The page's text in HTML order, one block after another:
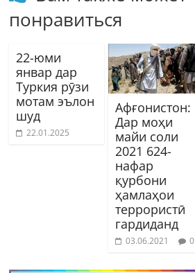
понравиться
22-юми
январ дар
Туркия рӯзи
мотам эълон
шуд
22.01.2025
Афғонистон:
Дар моҳи
майи соли
2021 624-
нафар
қурбони
ҳамлаҳои
террористӣ
гардиданд
03.06.2021 0